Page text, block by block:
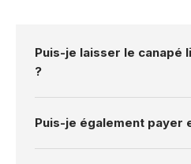
Puis-je laisser le canapé
?
Puis-je également payer